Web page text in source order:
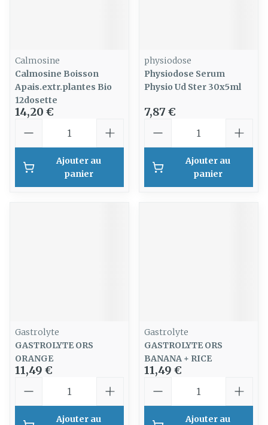
Calmosine
Calmosine Boisson
Apais.extr.plantes Bio
12dosette
14,20 €
Ajouter au
panier
physiodose
Physiodose Serum
Physio Ud Ster 30x5ml
7,87 €
Ajouter au
panier
Gastrolyte
GASTROLYTE ORS
ORANGE
11,49 €
Ajouter au
Gastrolyte
GASTROLYTE ORS
BANANA + RICE
11,49 €
Ajouter au